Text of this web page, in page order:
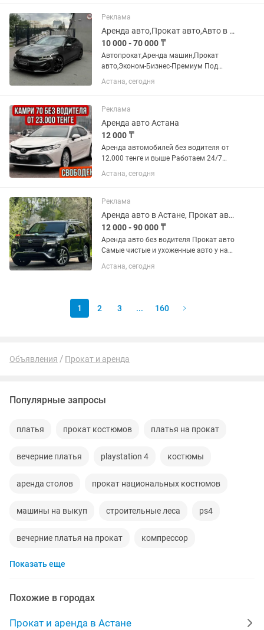
Реклама
Аренда авто,Прокат авто,Авто в аренду,Аренда машины
10 000 - 70 000 ₸
Автопрокат,Аренда машин,Прокат
авто,Эконом-Бизнес-Премиум Под
такси и под выкуп не выдаем
Астана, сегодня
Реклама
Аренда авто Астана
12 000 ₸
Аренда автомобилей без водителя от
12.000 тенге и выше Работаем 24/7
Аренда авто,Прокат
авто,Автопрокат,Аренда машин,Прокат
автопарк, все виды машин: Тойота
Камри 70, 75,...
Астана, сегодня
Реклама
Аренда авто в Астане, Прокат автомобилей, Автопрокат без водителя
12 000 - 90 000 ₸
Аренда авто без водителя Прокат авто
Самые чистые и ухоженные авто у нас
Астана, сегодня
1 2 3 ... 160
Объявления Прокат и аренда
Популярные запросы
платья прокат костюмов платья на прокат
вечерние платья playstation 4 костюмы
аренда столов прокат национальных костюмов
машины на выкуп строительные леса ps4
вечерние платья на прокат компрессор
авто с выкупом
playstation аренда болгарка
Показать еще
Похожие в городах
Прокат и аренда в Астане